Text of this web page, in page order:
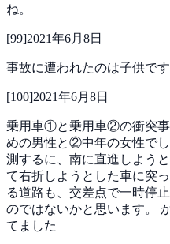
ね。
[99]2021年6月8日
事故に遭われたのは子供で
[100]2021年6月8日
乗用車①と乗用車②の衝突事
めの男性と②中年の女性でし
測するに、南に直進しよう
て右折しようとした車に突
る道路も、交差点で一時停
のではないかと思います。
てました